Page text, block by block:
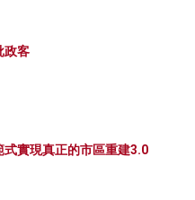
政客
式實現真正的市區重建3.0